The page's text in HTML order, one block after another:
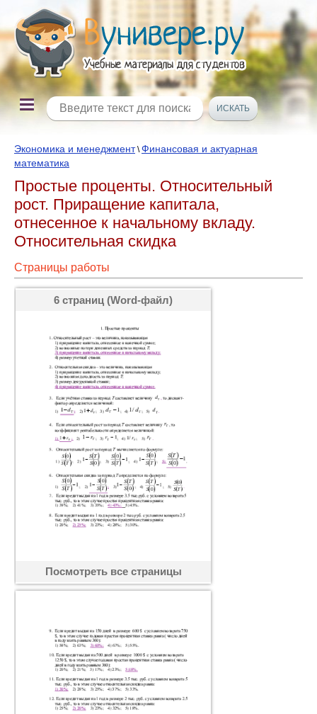
Экономика и менеджмент\Финансовая и актуарная
математика
Простые проценты. Относительный
рост. Приращение капитала,
отнесенное к начальному вкладу.
Относительная скидка
Страницы работы
6 страниц (Word-файл)
Посмотреть все страницы